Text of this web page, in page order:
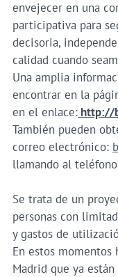
envejecer en una
participativa para
decisoria,
calidad cuando
Una amplia
encontrar en la
en el enlace:http://
También pueden
correo electrónico:
llamando al
Se trata de un
personas con
y gastos de
En estos momentos
Madrid que ya